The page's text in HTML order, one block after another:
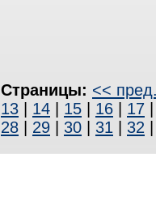
Страницы: <<
13
14 15 16 17
28
29 30 31 32